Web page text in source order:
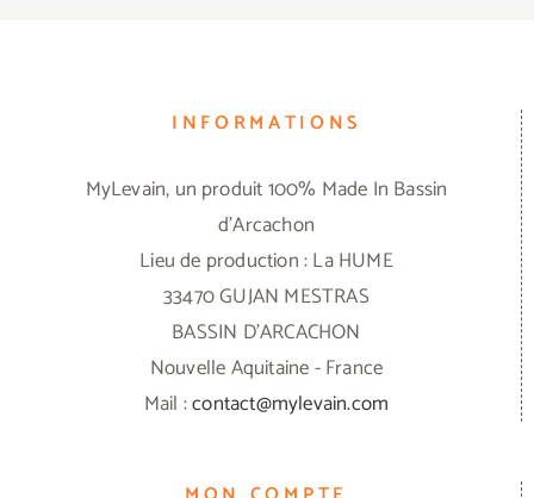
INFORMATIONS
MyLevain, un produit 100% Made In Bassin
d'Arcachon
Lieu de production : La HUME
33470 GUJAN MESTRAS
BASSIN D'ARCACHON
Nouvelle Aquitaine - France
Mail :contact@mylevain.com